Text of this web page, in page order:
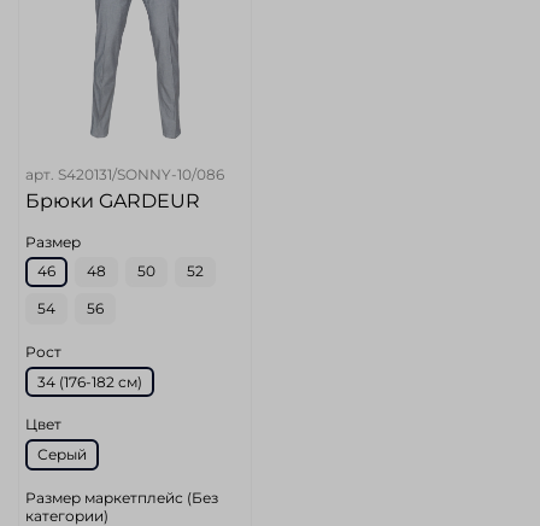
арт. S420131/SONNY-10/086
Брюки GARDEUR
Размер
46
48 50 52
54 56
Рост
34 (176-182 см)
Цвет
Серый
Размер маркетплейс (Без
категории)